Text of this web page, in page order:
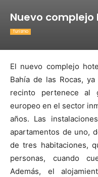
Nuevo complejo
Turismo
El nuevo complejo
Bahía de las Rocas,
recinto pertenece al
europeo en el sector
años. Las
apartamentos de uno,
de tres habitaciones,
personas, cuando
Además, el